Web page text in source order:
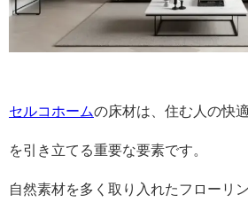
セルコホームの床材は、住む人の快
を引き立てる重要な要素です。
自然素材を多く取り入れたフローリ